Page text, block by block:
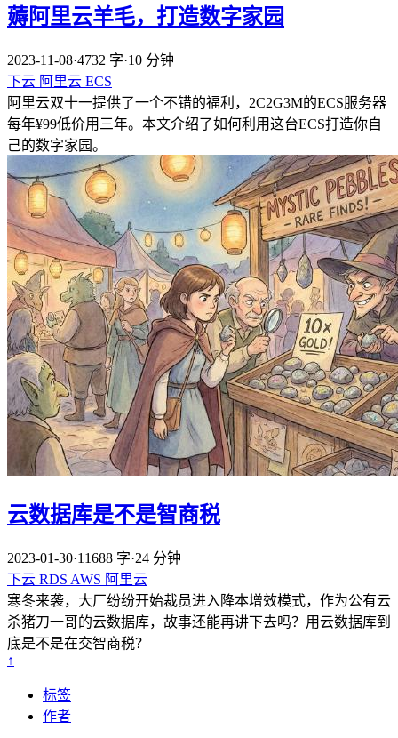
薅阿里云羊毛，打造数字家园
2023-11-08·4732 字·10 分钟
下云 阿里云 ECS
阿里云双十一提供了一个不错的福利，2C2G3M的ECS服务器
每年¥99低价用三年。本文介绍了如何利用这台ECS打造你自
己的数字家园。
云数据库是不是智商税
2023-01-30·11688 字·24 分钟
下云 RDS AWS 阿里云
寒冬来袭，大厂纷纷开始裁员进入降本增效模式，作为公有云
杀猪刀一哥的云数据库，故事还能再讲下去吗？用云数据库到
底是不是在交智商税？
↑
标签
作者